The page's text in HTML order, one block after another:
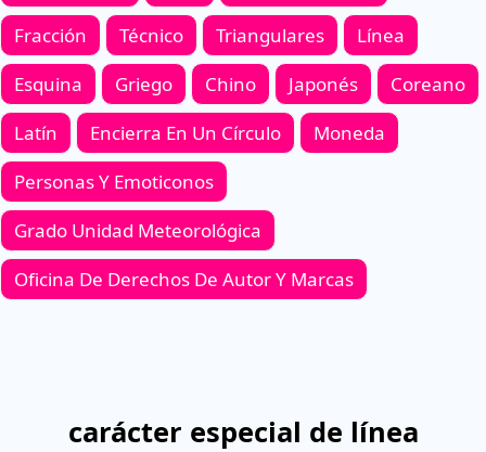
Fracción
Técnico Triangulares
Línea
Esquina
Griego Chino Japonés
Coreano
Latín
Encierra En Un Círculo
Moneda
Personas Y Emoticonos
Grado Unidad Meteorológica
Oficina De Derechos De Autor Y Marcas
carácter especial de línea